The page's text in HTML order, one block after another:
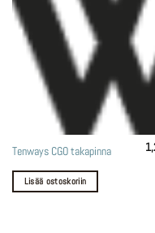
Tenways CGO takapinna
Lisää ostoskoriin